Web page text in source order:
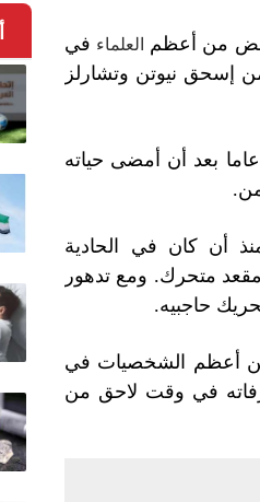
بعض من أعظم العلماء في
إسحق نيوتن وتشارلز
وتوفي هوكينج، أشهر عالم في العالم، الأسبوع الماضي عن 76 عاما بعد أن أمضى حياته
أن كان في الحادية
متحرك. ومع تدهور
حاجبيه.
بها رفات نحو 17 ملكا وعدد من أعظم الشخصيات في
رفاته في وقت لاحق من